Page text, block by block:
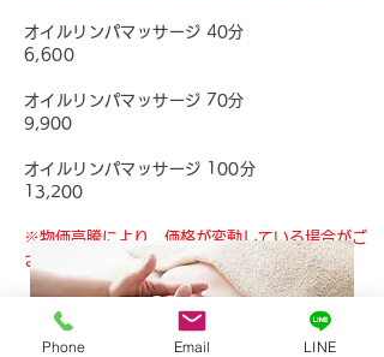
オイルリンパマッサージ 40分
6,600
オイルリンパマッサージ 70分
9,900
オイルリンパマッサージ 100分
13,200
※物価高騰により、価格が変動している場合がご
ざ
Phone Email LINE